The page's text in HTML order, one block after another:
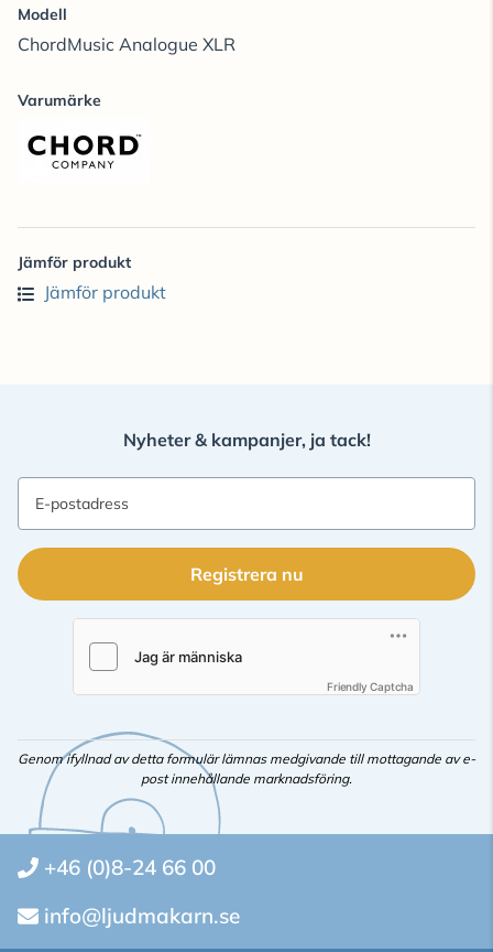
Modell
ChordMusic Analogue XLR
Varumärke
Jämför produkt
Jämför produkt
Nyheter & kampanjer, ja tack!
E-postadress
Registrera nu
Friendly Captcha
Genom ifyllnad av detta formulär lämnas medgivande till mottagande av e-
post innehållande marknadsföring.
+46 (0)8-24 66 00
info@ljudmakarn.se